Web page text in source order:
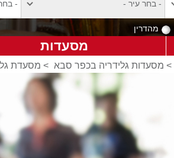
מהדרין
מסעדות
> מסעדות גלידריה בכפר סבא > מסעדת